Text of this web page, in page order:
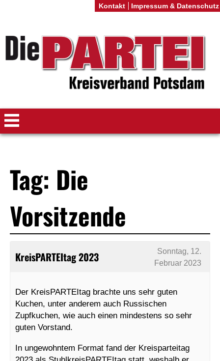
Tag: Die
Vorsitzende
KreisPARTEItag 2023
Sonntag, 12.
Februar 2023
Der KreisPARTEItag brachte uns sehr guten
Kuchen, unter anderem auch Russischen
Zupfkuchen, wie auch einen mindestens so sehr
guten Vorstand.
In ungewohntem Format fand der Kreisparteitag
Kontakt Impressum & Datenschutz